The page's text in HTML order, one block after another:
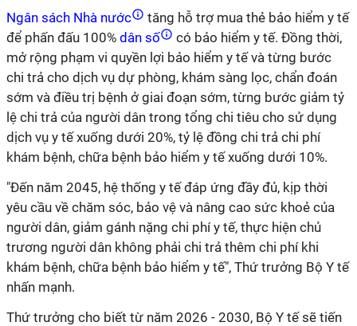
Ngân sách Nhà nước
tăng hỗ trợ mua thẻ bảo hiểm y tế
để phấn đấu 100% dân số
có bảo hiểm y tế. Đồng thời,
mở rộng phạm vi quyền lợi bảo hiểm y tế và từng bước
chi trả cho dịch vụ dự phòng, khám sàng lọc, chẩn đoán
sớm và điều trị bệnh ở giai đoạn sớm, từng bước giảm tỷ
lệ chi trả của người dân trong tổng chi tiêu cho sử dụng
dịch vụ y tế xuống dưới 20%, tỷ lệ đồng chi trả chi phí
khám bệnh, chữa bệnh bảo hiểm y tế xuống dưới 10%.
"Đến năm 2045, hệ thống y tế đáp ứng đầy đủ, kịp thời
yêu cầu về chăm sóc, bảo vệ và nâng cao sức khoẻ của
người dân, giảm gánh nặng chi phí y tế, thực hiện chủ
trương người dân không phải chi trả thêm chi phí khi
khám bệnh, chữa bệnh bảo hiểm y tế", Thứ trưởng Bộ Y tế
nhấn mạnh.
Thứ trưởng cho biết từ năm 2026 - 2030, Bộ Y tế sẽ tiến